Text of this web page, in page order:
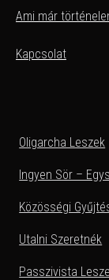
Ami már
Kapcsolat
Oligarcha Leszek
Ingyen Sör –
Közösségi
Utalni Szeretnék
Passzivista